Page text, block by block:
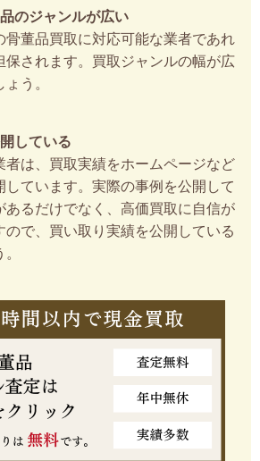
のジャンルが広い
骨董品買取に対応可能な業者であれ
保されます。買取ジャンルの幅が広
う。
している
者は、買取実績をホームページなど
しています。実際の事例を公開して
あるだけでなく、高価買取に自信が
ので、買い取り実績を公開している